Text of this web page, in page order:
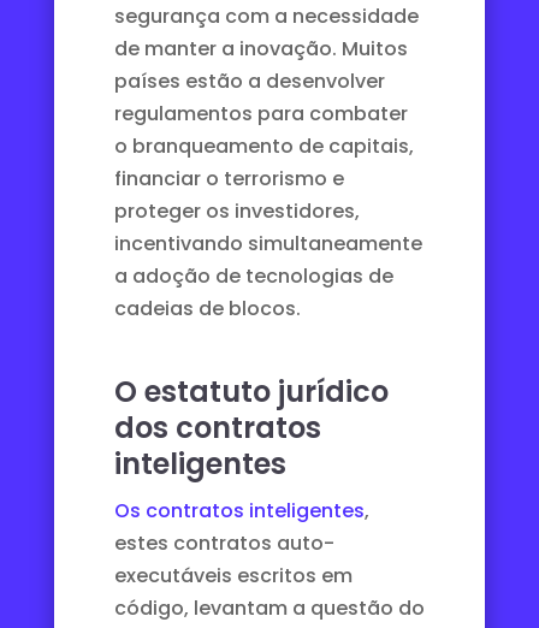
segurança com a necessidade
de manter a inovação. Muitos
países estão a desenvolver
regulamentos para combater
o branqueamento de capitais,
financiar o terrorismo e
proteger os investidores,
incentivando simultaneamente
a adoção de tecnologias de
cadeias de blocos.
O estatuto jurídico
dos contratos
inteligentes
Os contratos inteligentes,
estes contratos auto-
executáveis escritos em
código, levantam a questão do